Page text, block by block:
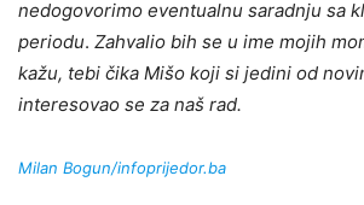
nedogovorimo eventualnu saradnju sa
periodu. Zahvalio bih se u ime mojih
kažu, tebi čika Mišo koji si jedini od
interesovao se za naš rad.
Milan Bogun/infoprijedor.ba